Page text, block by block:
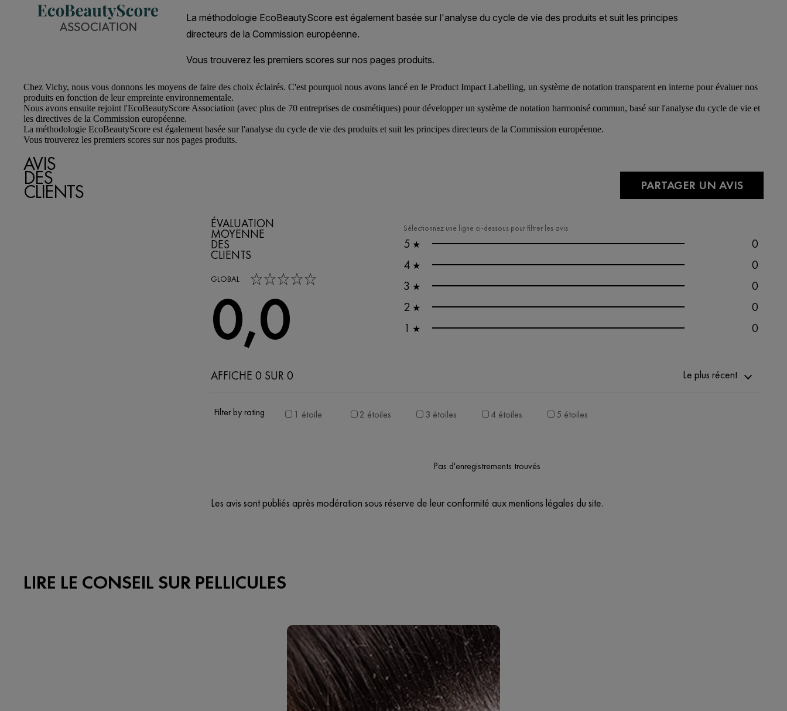
Chez Vichy, nous vous donnons les moyens de faire des choix éclairés. C'est pourquoi nous avons lancé en le Product Impact Labelling, un système de notation transparent en interne pour évaluer nos
produits en fonction de leur empreinte environnementale.
Nous avons ensuite rejoint l'EcoBeautyScore Association (avec plus de 70 entreprises de cosmétiques) pour développer un système de notation harmonisé commun, basé sur l'analyse du cycle de vie et
les directives de la Commission européenne.
La méthodologie EcoBeautyScore est également basée sur l'analyse du cycle de vie des produits et suit les principes directeurs de la Commission européenne.
Vous trouverez les premiers scores sur nos pages produits.
AVIS
DES
CLIENTS PARTAGER UN AVIS
Sélectionnez une ligne ci-dessous pour filtrer les avis
5 ★
0
4 ★
0
3 ★
0
2 ★
0
1 ★ 0
ÉVALUATION
MOYENNE
DES
CLIENTS
GLOBAL
0,0 out of 5 stars
0,0
AFFICHE 0 SUR 0 Le plus récent
Filter by rating 1 étoile 2 étoiles 3 étoiles 4 étoiles 5 étoiles
Pas d'enregistrements trouvés
Les avis sont publiés après modération sous réserve de leur conformité aux mentions légales du site.
LIRE LE CONSEIL SUR PELLICULES